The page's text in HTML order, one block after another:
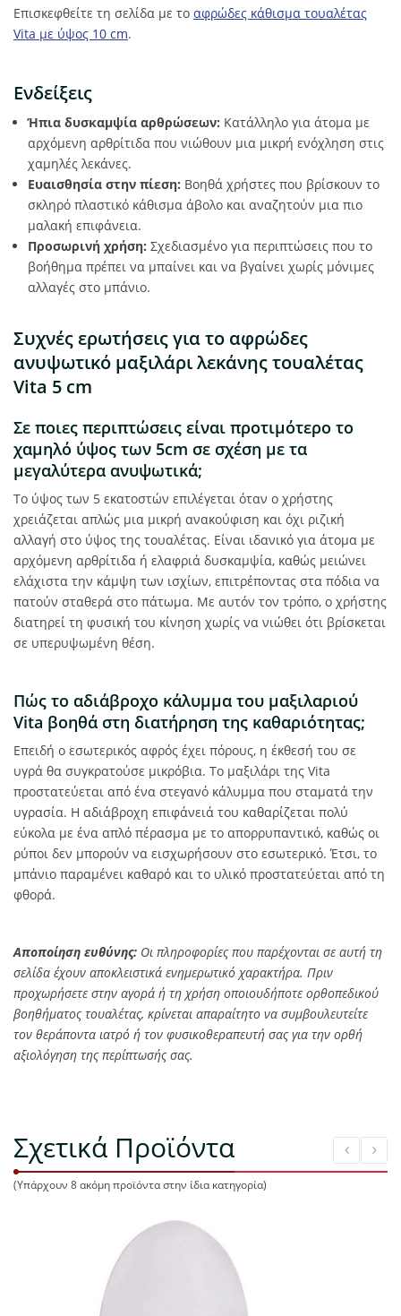
Επισκεφθείτε τη σελίδα με το αφρώδες κάθισμα τουαλέτας
Vita με ύψος 10 cm.
Ενδείξεις
Ήπια δυσκαμψία αρθρώσεων: Κατάλληλο για άτομα με
αρχόμενη αρθρίτιδα που νιώθουν μια μικρή ενόχληση στις
χαμηλές λεκάνες.
Ευαισθησία στην πίεση: Βοηθά χρήστες που βρίσκουν το
σκληρό πλαστικό κάθισμα άβολο και αναζητούν μια πιο
μαλακή επιφάνεια.
Προσωρινή χρήση: Σχεδιασμένο για περιπτώσεις που το
βοήθημα πρέπει να μπαίνει και να βγαίνει χωρίς μόνιμες
αλλαγές στο μπάνιο.
Συχνές ερωτήσεις για το αφρώδες
ανυψωτικό μαξιλάρι λεκάνης τουαλέτας
Vita 5 cm
Σε ποιες περιπτώσεις είναι προτιμότερο το
χαμηλό ύψος των 5cm σε σχέση με τα
μεγαλύτερα ανυψωτικά;
Το ύψος των 5 εκατοστών επιλέγεται όταν ο χρήστης
χρειάζεται απλώς μια μικρή ανακούφιση και όχι ριζική
αλλαγή στο ύψος της τουαλέτας. Είναι ιδανικό για άτομα με
αρχόμενη αρθρίτιδα ή ελαφριά δυσκαμψία, καθώς μειώνει
ελάχιστα την κάμψη των ισχίων, επιτρέποντας στα πόδια να
πατούν σταθερά στο πάτωμα. Με αυτόν τον τρόπο, ο χρήστης
διατηρεί τη φυσική του κίνηση χωρίς να νιώθει ότι βρίσκεται
σε υπερυψωμένη θέση.
Πώς το αδιάβροχο κάλυμμα του μαξιλαριού
Vita βοηθά στη διατήρηση της καθαριότητας;
Επειδή ο εσωτερικός αφρός έχει πόρους, η έκθεσή του σε
υγρά θα συγκρατούσε μικρόβια. Το μαξιλάρι της Vita
προστατεύεται από ένα στεγανό κάλυμμα που σταματά την
υγρασία. Η αδιάβροχη επιφάνειά του καθαρίζεται πολύ
εύκολα με ένα απλό πέρασμα με το απορρυπαντικό, καθώς οι
ρύποι δεν μπορούν να εισχωρήσουν στο εσωτερικό. Έτσι, το
μπάνιο παραμένει καθαρό και το υλικό προστατεύεται από τη
φθορά.
Αποποίηση ευθύνης: Οι πληροφορίες που παρέχονται σε αυτή τη
σελίδα έχουν αποκλειστικά ενημερωτικό χαρακτήρα. Πριν
προχωρήσετε στην αγορά ή τη χρήση οποιουδήποτε ορθοπεδικού
βοηθήματος τουαλέτας, κρίνεται απαραίτητο να συμβουλευτείτε
τον θεράποντα ιατρό ή τον φυσικοθεραπευτή σας για την ορθή
αξιολόγηση της περίπτωσής σας.
Σχετικά Προϊόντα
(Υπάρχουν 8 ακόμη προϊόντα στην ίδια κατηγορία)